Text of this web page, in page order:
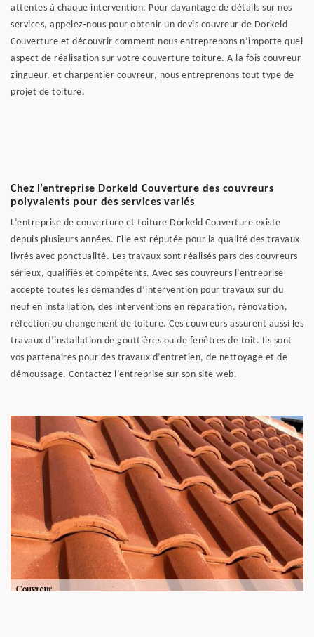
attentes à chaque intervention. Pour davantage de détails sur nos
services, appelez-nous pour obtenir un devis couvreur de Dorkeld
Couverture et découvrir comment nous entreprenons n’importe quel
aspect de réalisation sur votre couverture toiture. A la fois couvreur
zingueur, et charpentier couvreur, nous entreprenons tout type de
projet de toiture.
Chez l’entreprise Dorkeld Couverture des couvreurs
polyvalents pour des services variés
L’entreprise de couverture et toiture Dorkeld Couverture existe
depuis plusieurs années. Elle est réputée pour la qualité des travaux
livrés avec ponctualité. Les travaux sont réalisés pars des couvreurs
sérieux, qualifiés et compétents. Avec ses couvreurs l’entreprise
accepte toutes les demandes d’intervention pour travaux sur du
neuf en installation, des interventions en réparation, rénovation,
réfection ou changement de toiture. Ces couvreurs assurent aussi les
travaux d’installation de gouttières ou de fenêtres de toit. Ils sont
vos partenaires pour des travaux d’entretien, de nettoyage et de
démoussage. Contactez l’entreprise sur son site web.